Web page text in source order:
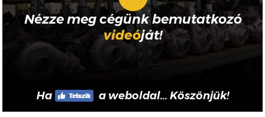
Nézze meg cégünk bemutatkozó
videóját!
Ha a weboldal... Köszönjük!